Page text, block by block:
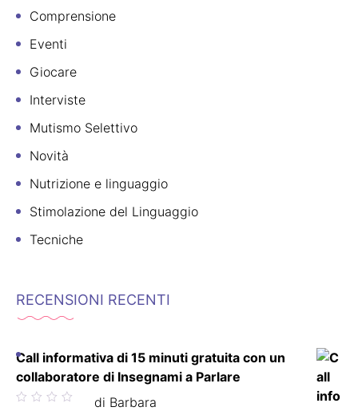
Comprensione
Eventi
Giocare
Interviste
Mutismo Selettivo
Novità
Nutrizione e linguaggio
Stimolazione del Linguaggio
Tecniche
RECENSIONI RECENTI
Call informativa di 15 minuti gratuita con un
collaboratore di Insegnami a Parlare
Valutato di Barbara